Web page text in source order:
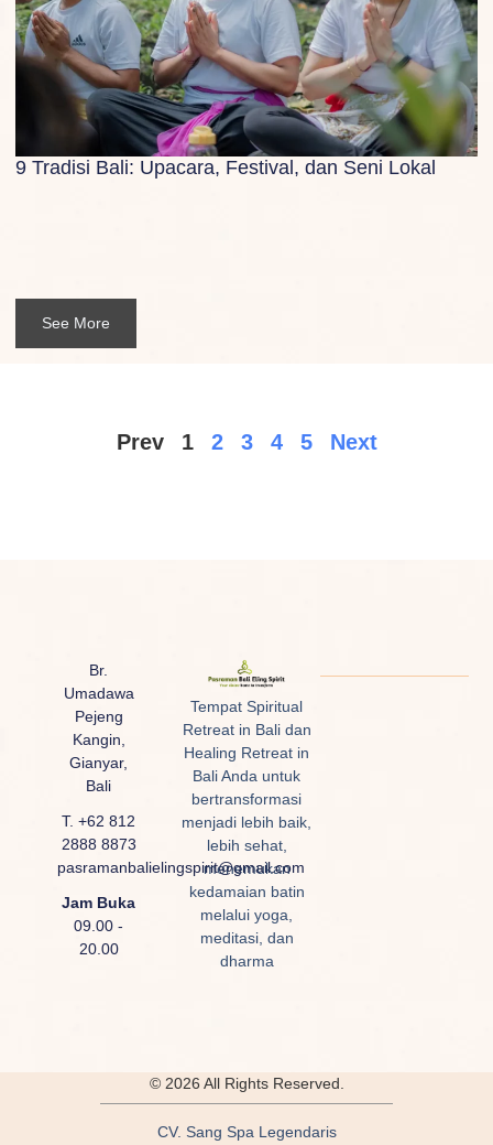
9 Tradisi Bali: Upacara, Festival, dan Seni Lokal
See More
Prev 1 2 3 4 5 Next
Tempat Spiritual
Retreat in Bali dan
Healing Retreat in
Bali Anda untuk
bertransformasi
menjadi lebih baik,
lebih sehat,
menemukan
kedamaian batin
melalui yoga,
meditasi, dan
dharma
Br.
Umadawa
Pejeng
Kangin,
Gianyar,
Bali
T. +62 812
2888 8873
pasramanbalielingspirit@gmail.com
Jam Buka
09.00 -
20.00
© 2026 All Rights Reserved.
CV. Sang Spa Legendaris